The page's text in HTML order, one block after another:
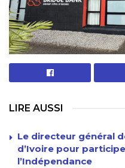
LIRE AUSSI
Le directeur général
d’Ivoire pour
l’Indépendance